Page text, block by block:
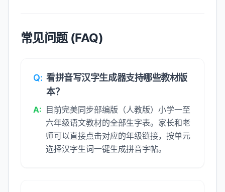
常见问题 (FAQ)
Q: 看拼音写汉字生成器支持哪些教材版
本？
A: 目前完美同步部编版（人教版）小学一至
六年级语文教材的全部生字表。家长和老
师可以直接点击对应的年级链接，按单元
选择汉字生词一键生成拼音字帖。